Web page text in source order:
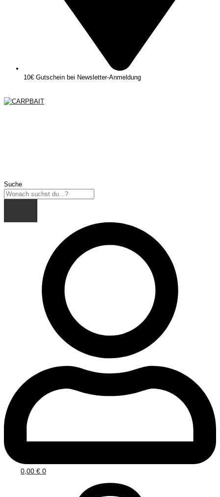
10€ Gutschein bei Newsletter-Anmeldung
Suche
0,00 € 0